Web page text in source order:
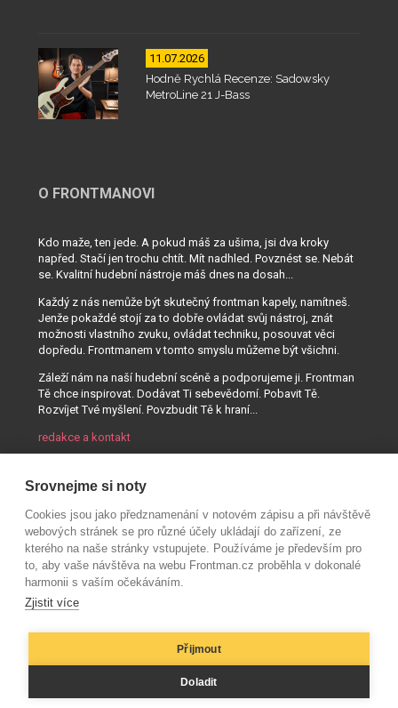
11.07.2026
Hodně Rychlá Recenze: Sadowsky
MetroLine 21 J-Bass
O FRONTMANOVI
Kdo maže, ten jede. A pokud máš za ušima, jsi dva kroky
napřed. Stačí jen trochu chtít. Mít nadhled. Povznést se. Nebát
se. Kvalitní hudební nástroje máš dnes na dosah...
Každý z nás nemůže být skutečný frontman kapely, namítneš.
Jenže pokaždé stojí za to dobře ovládat svůj nástroj, znát
možnosti vlastního zvuku, ovládat techniku, posouvat věci
dopředu. Frontmanem v tomto smyslu můžeme být všichni.
Záleží nám na naší hudební scéně a podporujeme ji. Frontman
Tě chce inspirovat. Dodávat Ti sebevědomí. Pobavit Tě.
Rozvíjet Tvé myšlení. Povzbudit Tě k hraní...
redakce a kontakt
Srovnejme si noty
Cookies jsou jako předznamenání v notovém zápisu a při návštěvě
webových stránek se pro různé účely ukládají do zařízení, ze
kterého na naše stránky vstupujete. Používáme je především pro
to, aby vaše návštěva na webu Frontman.cz proběhla v dokonalé
harmonii s vaším očekáváním.
Zjistit více
Přijmout
Doladit